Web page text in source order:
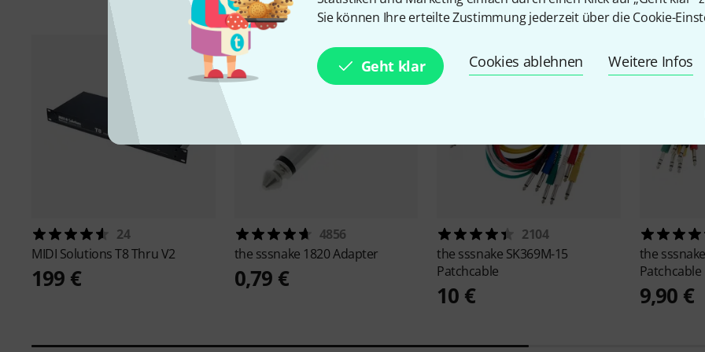
Sie können Ihre erteilte Zustimmung jederzeit über die Cookie-
Geht klar Cookies ablehnen Weitere Infos
24
MIDI SolutionsT8 Thru V2
199 €
4856
the sssnake 1820 Adapter
0,79 €
2104
the sssnake SK369M-15
Patchcable
10 €
the sssnake
Patchcable
9,90 €